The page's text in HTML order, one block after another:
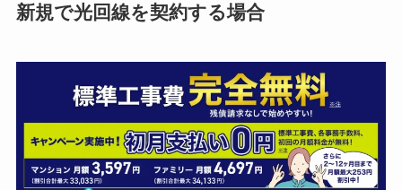
新規で光回線を契約する場合